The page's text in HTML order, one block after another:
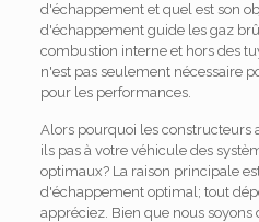
d'échappement et quel est son
d'échappement guide les gaz
combustion interne et hors des
n'est pas seulement nécessaire
pour les performances.
Alors pourquoi les constructeurs
ils pas à votre véhicule des
optimaux? La raison principale
d'échappement optimal; tout
appréciez. Bien que nous soyons